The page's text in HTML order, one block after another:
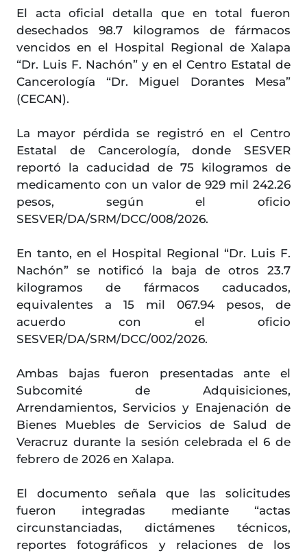
El acta oficial detalla que en total fueron
desechados 98.7 kilogramos de fármacos
vencidos en el Hospital Regional de Xalapa
“Dr. Luis F. Nachón” y en el Centro Estatal de
Cancerología “Dr. Miguel Dorantes Mesa”
(CECAN).
La mayor pérdida se registró en el Centro
Estatal de Cancerología, donde SESVER
reportó la caducidad de 75 kilogramos de
medicamento con un valor de 929 mil 242.26
pesos, según el oficio
SESVER/DA/SRM/DCC/008/2026.
En tanto, en el Hospital Regional “Dr. Luis F.
Nachón” se notificó la baja de otros 23.7
kilogramos de fármacos caducados,
equivalentes a 15 mil 067.94 pesos, de
acuerdo con el oficio
SESVER/DA/SRM/DCC/002/2026.
Ambas bajas fueron presentadas ante el
Subcomité de Adquisiciones,
Arrendamientos, Servicios y Enajenación de
Bienes Muebles de Servicios de Salud de
Veracruz durante la sesión celebrada el 6 de
febrero de 2026 en Xalapa.
El documento señala que las solicitudes
fueron integradas mediante “actas
circunstanciadas, dictámenes técnicos,
reportes fotográficos y relaciones de los